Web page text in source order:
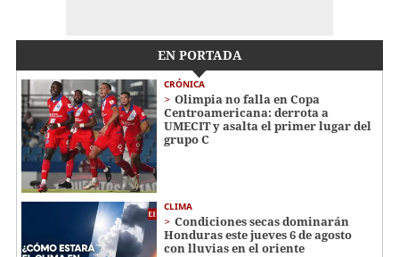
EN PORTADA
CRÓNICA
Olimpia no falla en Copa
Centroamericana: derrota a
UMECIT y asalta el primer lugar del
grupo C
CLIMA
Condiciones secas dominarán
Honduras este jueves 6 de agosto
con lluvias en el oriente